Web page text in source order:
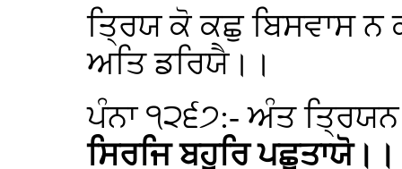
ਤ੍ਰਿਯ ਕੋ ਕਛੁ ਬਿਸਵਾਸ ਨ
ਅਤਿ ਡਰਿਯੈ।।
ਪੰਨਾ ੧੨੬੭:- ਅੰਤ
ਸਿਰਜਿ ਬਹੁਰਿ ਪਛੁਤਾਯੋ।।